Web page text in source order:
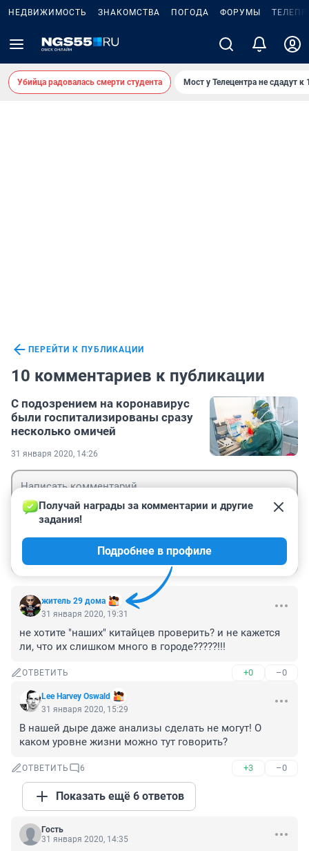
НЕДВИЖИМОСТЬ ЗНАКОМСТВА ПОГОДА ФОРУМЫ
Убийца радовалась смерти студента Мост у Телецентра не сдадут к
ПЕРЕЙТИ К ПУБЛИКАЦИИ
10 комментариев к публикации
С подозрением на коронавирус
были госпитализированы сразу
несколько омичей
31 января 2020, 14:26
житель 29 дома
Получай награды за комментарии и другие
задания!
Подробнее в профиле
31 января 2020, 19:31
не хотите "наших" китайцев проверить? и не кажется
ли, что их слишком много в городе?????!!!
ОТВЕТИТЬ +0 –0
Lee Harvey Oswald
31 января 2020, 15:29
В нашей дыре даже анализы сделать не могут! О
каком уровне жизни можно тут говорить?
ОТВЕТИТЬ 6 +3 –0
Показать ещё 6 ответов
Гость
31 января 2020, 14:35